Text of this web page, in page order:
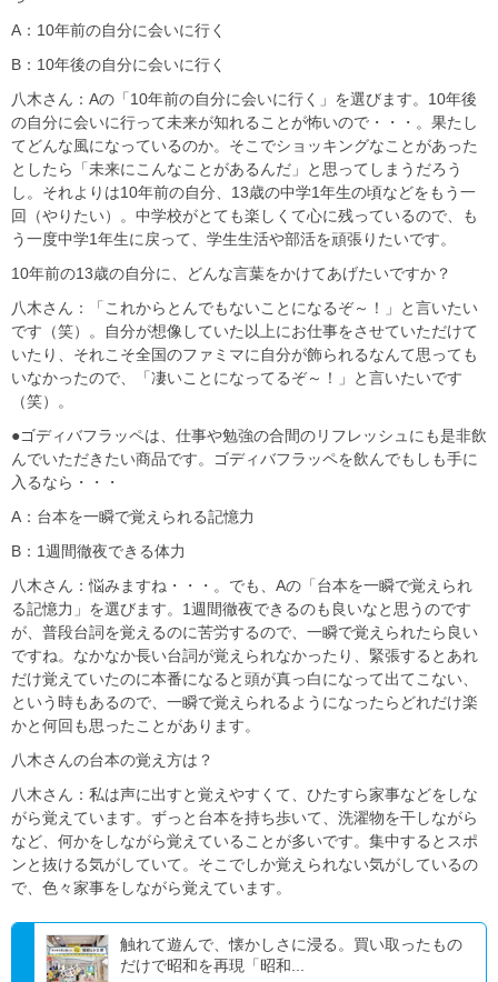
A：10年前の自分に会いに行く
B：10年後の自分に会いに行く
八木さん：Aの「10年前の自分に会いに行く」を選びます。10年後
の自分に会いに行って未来が知れることが怖いので・・・。果たし
てどんな風になっているのか。そこでショッキングなことがあった
としたら「未来にこんなことがあるんだ」と思ってしまうだろう
し。それよりは10年前の自分、13歳の中学1年生の頃などをもう一
回（やりたい）。中学校がとても楽しくて心に残っているので、も
う一度中学1年生に戻って、学生生活や部活を頑張りたいです。
10年前の13歳の自分に、どんな言葉をかけてあげたいですか？
八木さん：「これからとんでもないことになるぞ～！」と言いたい
です（笑）。自分が想像していた以上にお仕事をさせていただけて
いたり、それこそ全国のファミマに自分が飾られるなんて思っても
いなかったので、「凄いことになってるぞ～！」と言いたいです
（笑）。
●ゴディバフラッペは、仕事や勉強の合間のリフレッシュにも是非飲
んでいただきたい商品です。ゴディバフラッペを飲んでもしも手に
入るなら・・・
A：台本を一瞬で覚えられる記憶力
B：1週間徹夜できる体力
八木さん：悩みますね・・・。でも、Aの「台本を一瞬で覚えられ
る記憶力」を選びます。1週間徹夜できるのも良いなと思うのです
が、普段台詞を覚えるのに苦労するので、一瞬で覚えられたら良い
ですね。なかなか長い台詞が覚えられなかったり、緊張するとあれ
だけ覚えていたのに本番になると頭が真っ白になって出てこない、
という時もあるので、一瞬で覚えられるようになったらどれだけ楽
かと何回も思ったことがあります。
八木さんの台本の覚え方は？
八木さん：私は声に出すと覚えやすくて、ひたすら家事などをしな
がら覚えています。ずっと台本を持ち歩いて、洗濯物を干しながら
など、何かをしながら覚えていることが多いです。集中するとスポ
ンと抜ける気がしていて。そこでしか覚えられない気がしているの
で、色々家事をしながら覚えています。
触れて遊んで、懐かしさに浸る。買い取ったもの
だけで昭和を再現「昭和...